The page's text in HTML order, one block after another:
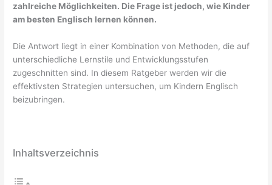
zahlreiche Möglichkeiten. Die Frage ist jedoch, wie Kinder
am besten Englisch lernen können.
Die Antwort liegt in einer Kombination von Methoden, die auf
unterschiedliche Lernstile und Entwicklungsstufen
zugeschnitten sind. In diesem Ratgeber werden wir die
effektivsten Strategien untersuchen, um Kindern Englisch
beizubringen.
Inhaltsverzeichnis